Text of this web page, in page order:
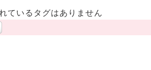
ているタグはありません